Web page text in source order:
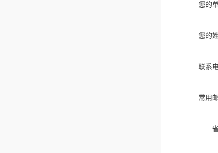
您的
您的
联系
常用